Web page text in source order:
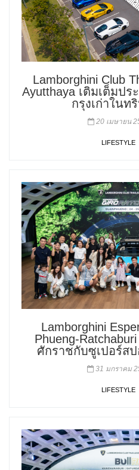
Lamborghini Club
Ayutthaya เติมเต็มป
กรุงเก่าในท
20 เมษายน
LIFESTYLE
Lamborghini
Phueng-
ศักราชกับซูเปอร์ส
31 มกราคม
LIFESTYLE